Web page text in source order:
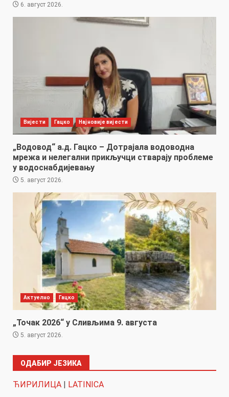
6. август 2026.
Вијести Гацко Најновије вијести
„Водовод“ а.д. Гацко – Дотрајала водоводна
мрежа и нелегални прикључци стварају проблеме
у водоснабдијевању
5. август 2026.
Актуелно Гацко
„Точак 2026“ у Сливљима 9. августа
5. август 2026.
ОДАБИР ЈЕЗИКА
ЋИРИЛИЦА | LATINICA